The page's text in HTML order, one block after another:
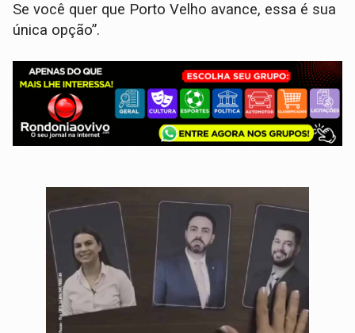
Se você quer que Porto Velho avance, essa é sua
única opção”.